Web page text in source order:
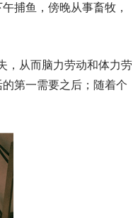
捕鱼，傍晚从事畜牧，
，从而脑力劳动和体力劳
第一需要之后；随着个